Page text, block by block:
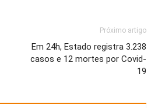
Próximo artigo
Em 24h, Estado registra 3.238
casos e 12 mortes por Covid-
19